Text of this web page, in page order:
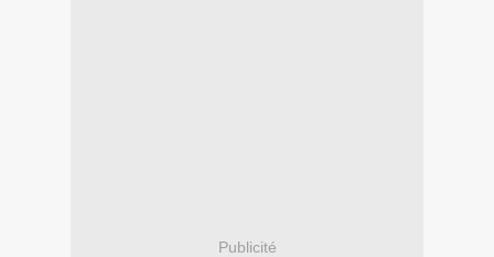
Publicité